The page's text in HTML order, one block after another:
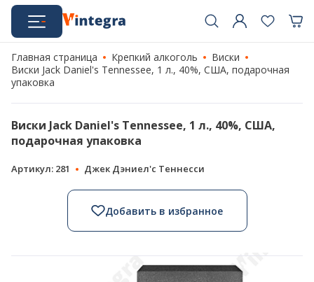
Главная страница Крепкий алкоголь
Виски
Виски Jack Daniel's Tennessee, 1 л., 40%, США, подарочная
упаковка
Виски Jack Daniel's Tennessee, 1 л., 40%, США,
подарочная упаковка
Артикул: 281 Джек Дэниел'с Теннесси
Добавить в избранное